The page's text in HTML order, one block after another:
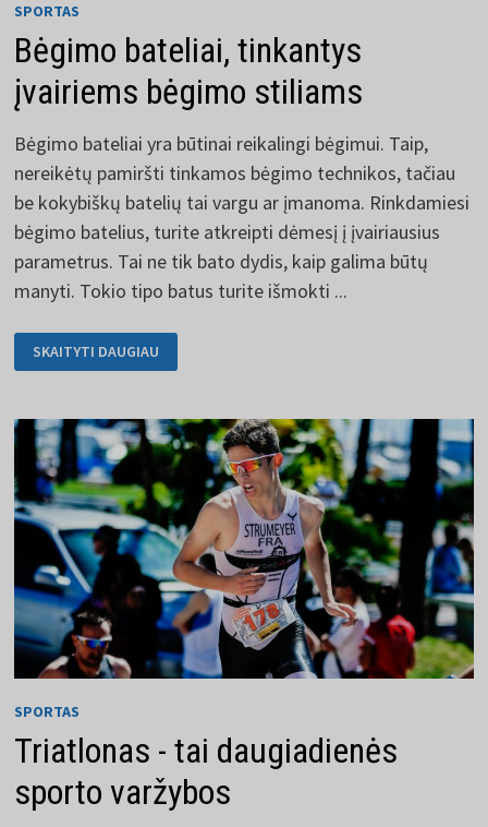
SPORTAS
Bėgimo bateliai, tinkantys
įvairiems bėgimo stiliams
Bėgimo bateliai yra būtinai reikalingi bėgimui. Taip,
nereikėtų pamiršti tinkamos bėgimo technikos, tačiau
be kokybiškų batelių tai vargu ar įmanoma. Rinkdamiesi
bėgimo batelius, turite atkreipti dėmesį į įvairiausius
parametrus. Tai ne tik bato dydis, kaip galima būtų
manyti. Tokio tipo batus turite išmokti ...
BATELIAI,
TINKANTYS
STILIAMS
SKAITYTI DAUGIAU
SPORTAS
Triatlonas - tai daugiadienės
sporto varžybos